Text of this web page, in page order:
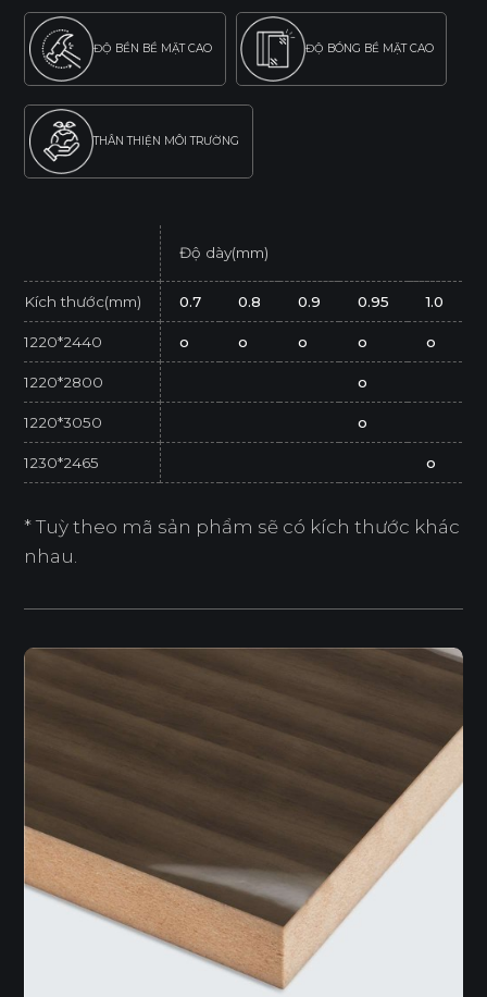
ĐỘ BỀN BỀ MẶT CAO ĐỘ BÓNG BỀ MẶT CAO
THÂN THIỆN MÔI TRƯỜNG
Độ dày(mm)
Kích thước(mm) 0.7 0.8 0.9 0.95 1.0
1220*2440 o o o o o
1220*2800 o
1220*3050 o
1230*2465 o
* Tuỳ theo mã sản phẩm sẽ có kích thước khác
nhau.